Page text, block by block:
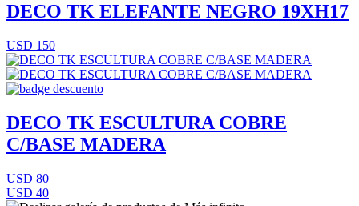
DECO TK ELEFANTE NEGRO 19XH17
USD 150
DECO TK ESCULTURA COBRE
C/BASE MADERA
USD 80
USD 40